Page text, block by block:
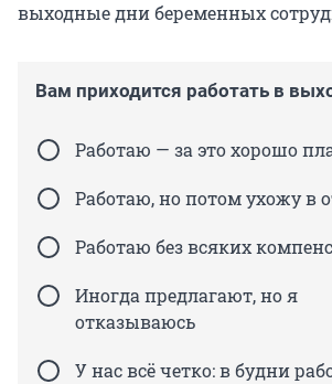
выходные дни беременных
Вам приходится работать в
Работаю — за это хорошо
Работаю, но потом ухожу в
Работаю без всяких
Иногда предлагают, но я
отказываюсь
У нас всё четко: в будни